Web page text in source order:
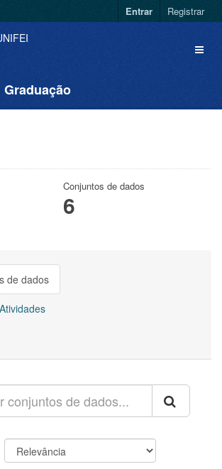
Entrar Registrar
Graduação
Conjuntos de dados
6
de dados